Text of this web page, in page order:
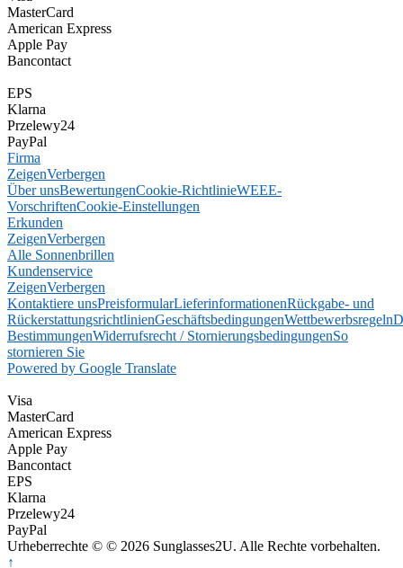
MasterCard
American Express
Apple Pay
Bancontact
EPS
Klarna
Przelewy24
PayPal
Firma
ZeigenVerbergen
Über unsBewertungenCookie-RichtlinieWEEE-
VorschriftenCookie-Einstellungen
Erkunden
ZeigenVerbergen
Alle Sonnenbrillen
Kundenservice
ZeigenVerbergen
Kontaktiere unsPreisformularLieferinformationenRückgabe- und
RückerstattungsrichtlinienGeschäftsbedingungenWettbewerbsregeln
BestimmungenWiderrufsrecht / StornierungsbedingungenSo
stornieren Sie
Powered by Google Translate
Visa
MasterCard
American Express
Apple Pay
Bancontact
EPS
Klarna
Przelewy24
PayPal
Urheberrechte © © 2026 Sunglasses2U. Alle Rechte vorbehalten.
↑